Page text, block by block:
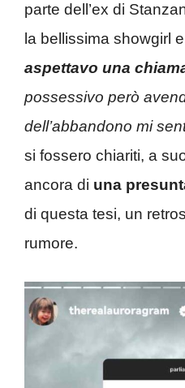
parte dell’ex di
la bellissima showgirl
aspettavo una
possessivo però
dell’abbandono mi
si fossero chiariti, a
ancora di una
di questa tesi, un
rumore.